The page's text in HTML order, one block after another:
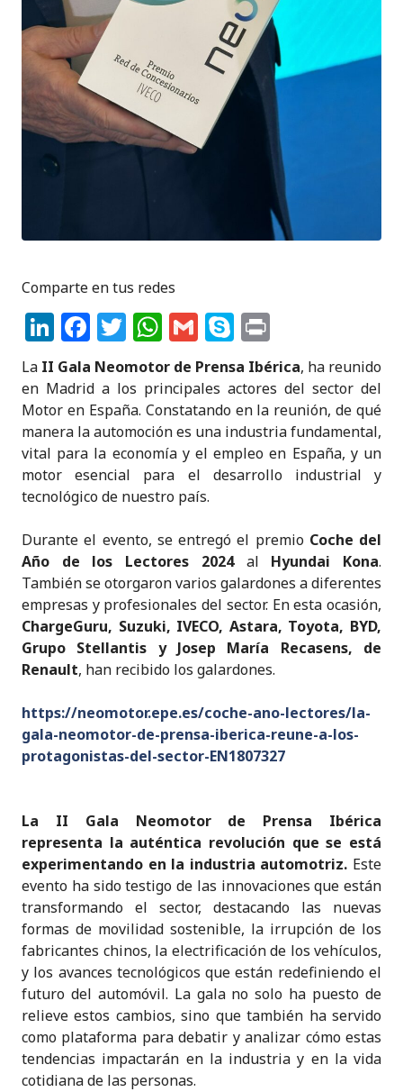
Comparte en tus redes
Li
n
k
e
dI
n
F
a
c
e
b
o
o
k
T
w
it
te
r
W
h
a
ts
A
p
p
G
m
ai
l
S
k
y
p
e
ri
n
t
La II Gala Neomotor de Prensa Ibérica, ha reunido
en Madrid a los principales actores del sector del
Motor en España. Constatando en la reunión, de qué
manera la automoción es una industria fundamental,
vital para la economía y el empleo en España, y un
motor esencial para el desarrollo industrial y
tecnológico de nuestro país.
Durante el evento, se entregó el premio Coche del
Año de los Lectores 2024al Hyundai Kona.
También se otorgaron varios galardones a diferentes
empresas y profesionales del sector. En esta ocasión,
ChargeGuru, Suzuki, IVECO, Astara, Toyota, BYD,
Grupo Stellantis y Josep María Recasens, de
Renault, han recibido los galardones.
https://neomotor.epe.es/coche-ano-lectores/la-
gala-neomotor-de-prensa-iberica-reune-a-los-
protagonistas-del-sector-EN1807327
La II Gala Neomotor de Prensa Ibérica
representa la auténtica revolución que se está
experimentando en la industria automotriz. Este
evento ha sido testigo de las innovaciones que están
transformando el sector, destacando las nuevas
formas de movilidad sostenible, la irrupción de los
fabricantes chinos, la electrificación de los vehículos,
y los avances tecnológicos que están redefiniendo el
futuro del automóvil. La gala no solo ha puesto de
relieve estos cambios, sino que también ha servido
como plataforma para debatir y analizar cómo estas
tendencias impactarán en la industria y en la vida
cotidiana de las personas.